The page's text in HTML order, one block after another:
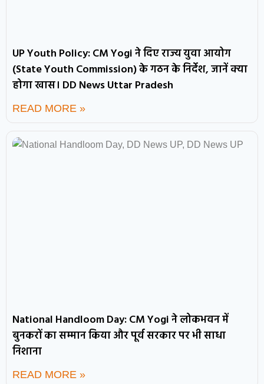
UP Youth Policy: CM Yogi ने दिए राज्य युवा आयोग
(State Youth Commission) के गठन के निर्देश, जानें क्या
होगा खास। DD News Uttar Pradesh
READ MORE »
National Handloom Day: CM Yogi ने लोकभवन में
बुनकरों का सम्मान किया और पूर्व सरकार पर भी साधा
निशाना
READ MORE »